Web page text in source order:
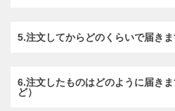
5.注文してからどのくらいで届きま
6.注文したものはどのように届き
ど）